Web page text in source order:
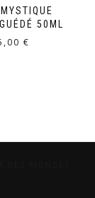
50ML
€